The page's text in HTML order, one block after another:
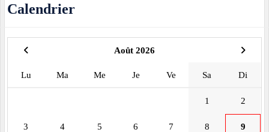
Calendrier
Août 2026
Lu Ma Me Je Ve Sa Di
1 2
3 4 5 6 7 8 9